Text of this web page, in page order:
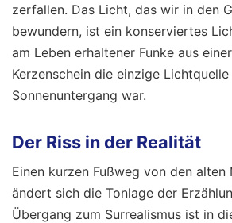
zerfallen. Das Licht, das wir in den
bewundern, ist ein konserviertes
am Leben erhaltener Funke aus
Kerzenschein die einzige Lichtquelle
Sonnenuntergang war.
Der Riss in der Realität
Einen kurzen Fußweg von den
ändert sich die Tonlage der
Übergang zum Surrealismus ist in